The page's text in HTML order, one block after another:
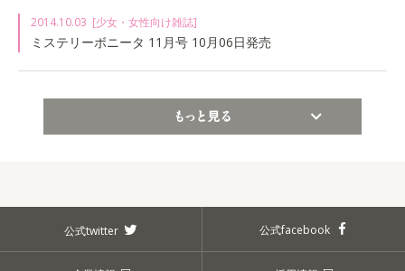
2014.10.03 [少女・女性向け雑誌]
ミステリーボニータ 11月号 10月06日発売
公式twitter 公式facebook